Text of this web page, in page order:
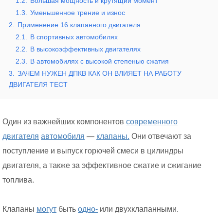
1.3.
Уменьшенное трение и износ
2.
Применение 16 клапанного двигателя
2.1.
В спортивных автомобилях
2.2.
В высокоэффективных двигателях
2.3.
В автомобилях с высокой степенью сжатия
3.
ЗАЧЕМ НУЖЕН ДПКВ КАК ОН ВЛИЯЕТ НА РАБОТУ
ДВИГАТЕЛЯ ТЕСТ
Один из важнейших компонентов современного
двигателя автомобиля — клапаны. Они отвечают за
поступление и выпуск горючей смеси в цилиндры
двигателя, а также за эффективное сжатие и сжигание
топлива.
Клапаны могут быть одно- или двухклапанными.